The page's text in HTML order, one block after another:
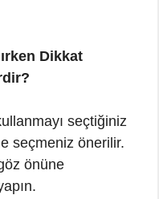
Dikkat
seçtiğiniz
seçmeniz önerilir.
göz önüne